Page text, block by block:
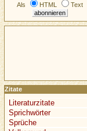
Als HTML Text
Zitate
Literaturzitate
Sprichwörter
Sprüche